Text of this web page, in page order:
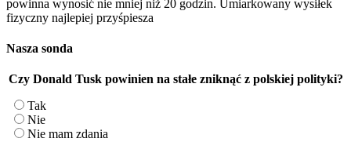
powinna wynosić nie mniej niż 20 godzin. Umiarkowany wysiłek
fizyczny najlepiej przyśpiesza
Nasza sonda
Czy Donald Tusk powinien na stałe zniknąć z polskiej polityki?
Tak
Nie
Nie mam zdania